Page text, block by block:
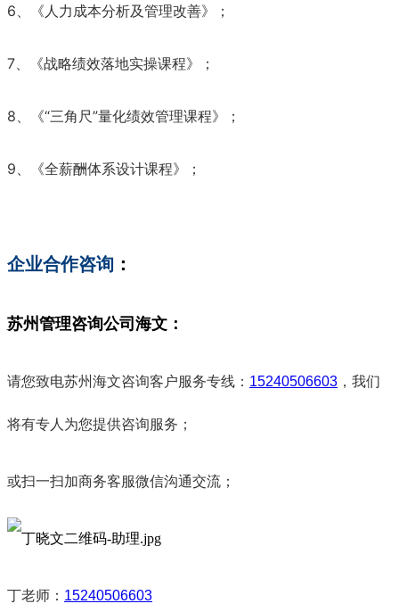
6、 《 人力成本分析及管理改善》 ；
7、 《战略绩效落地实操课程》 ；
8、 《“三角尺”量化绩效管理课程》 ；
9、 《全薪酬体系设计课程》 ；
企业合作咨询 ：
苏州管理咨询公司海文：
请您致电苏州海文咨询客户服务专线 ： 15240506603 ，我们
将有专人为您提供咨询服务；
或扫一扫加商务客服微信沟通交流；
丁老师： 15240506603